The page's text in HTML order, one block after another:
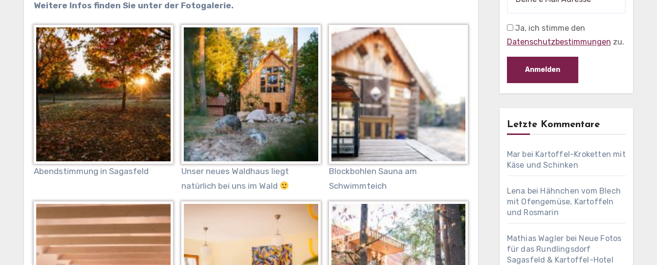
Weitere Infos finden Sie unter der Fotogalerie.
Abendstimmung in Sagasfeld
Unser neues Waldhaus liegt
natürlich bei uns im Wald
Blockbohlen Sauna am
Schwimmteich
Ja, ich stimme den
Datenschutzbestimmungen zu.
Letzte Kommentare
Mar bei Kartoffel-Kroketten mit
Käse und Schinken
Lena bei Hähnchen vom Blech
mit Ofengemüse, Kartoffeln
und Rosmarin
Mathias Wagler bei Neue Fotos
für das Rundlingsdorf
Sagasfeld & Kartoffel-Hotel